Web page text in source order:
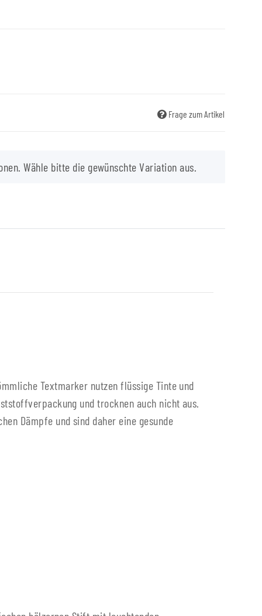
Frage zum Artikel
Wähle bitte die gewünschte Variation aus.
Textmarker nutzen flüssige Tinte und
und trocknen auch nicht aus.
Dämpfe und sind daher eine gesunde